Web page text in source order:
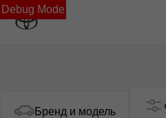
Debug Mode
Бренд и модель